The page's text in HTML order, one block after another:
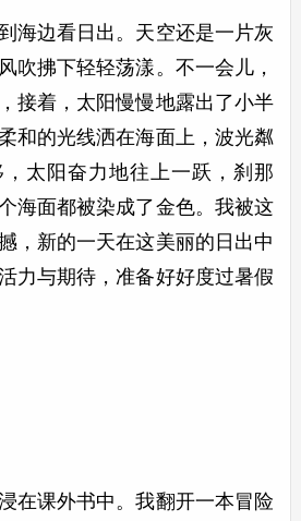
海边看日出。天空还是一片灰
吹拂下轻轻荡漾。不一会儿，
接着，太阳慢慢地露出了小半
和的光线洒在海面上，波光粼
太阳奋力地往上一跃，刹那
海面都被染成了金色。我被这
，新的一天在这美丽的日出中
力与期待，准备好好度过暑假
在课外书中。我翻开一本冒险